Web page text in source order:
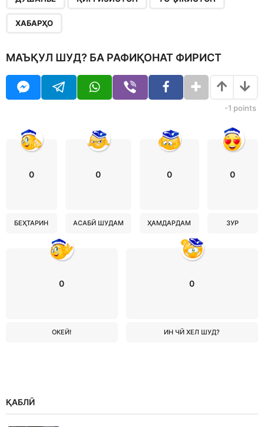
ХАБАРҲО
МАЪҚУЛ ШУД? БА РАФИҚОНАТ ФИРИСТ
-1 points
0
БЕҲТАРИН
0
АСАБӢ ШУДАМ
0
ҲАМДАРДАМ
0
ЗУР
0
ОКЕЙ!
0
ИН ЧӢ ХЕЛ ШУД?
ҚАБЛӢ